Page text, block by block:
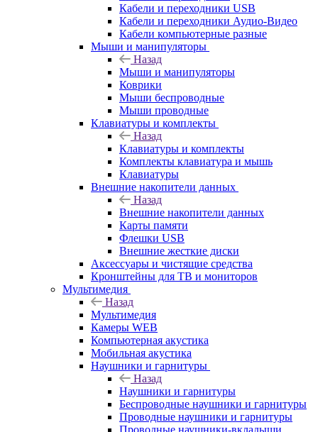
Кабели и переходники USB
Кабели и переходники Аудио-Видео
Кабели компьютерные разные
Мыши и манипуляторы
Назад
Мыши и манипуляторы
Коврики
Мыши беспроводные
Мыши проводные
Клавиатуры и комплекты
Назад
Клавиатуры и комплекты
Комплекты клавиатура и мышь
Клавиатуры
Внешние накопители данных
Назад
Внешние накопители данных
Карты памяти
Флешки USB
Внешние жесткие диски
Аксессуары и чистящие средства
Кронштейны для ТВ и мониторов
Мультимедия
Назад
Мультимедия
Камеры WEB
Компьютерная акустика
Мобильная акустика
Наушники и гарнитуры
Назад
Наушники и гарнитуры
Беспроводные наушники и гарнитуры
Проводные наушники и гарнитуры
Проводные наушники-вкладыши